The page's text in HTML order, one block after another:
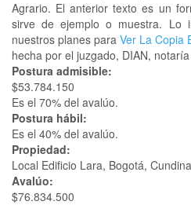
Agrario. El anterior texto es un
sirve de ejemplo o muestra. Lo
nuestros planes para Ver La Copia
hecha por el juzgado, DIAN,
Postura admisible:
$53.784.150
Es el 70% del avalúo.
Postura hábil:
Es el 40% del avalúo.
Propiedad:
Local Edificio Lara, Bogotá,
Avalúo:
$76.834.500